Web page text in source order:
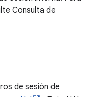
Consulta de
de sesión de